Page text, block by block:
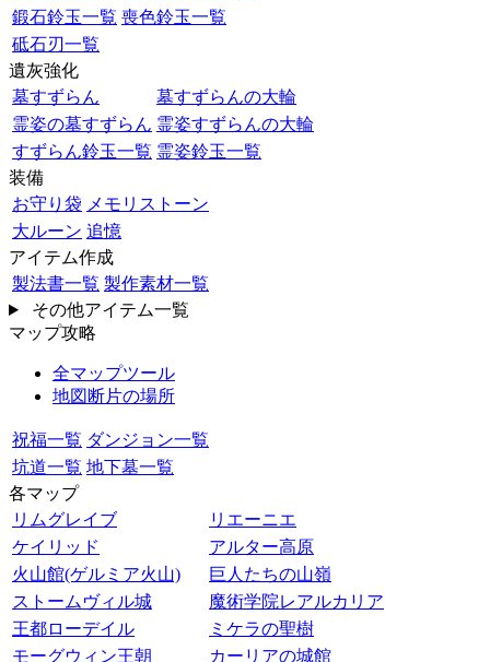
鍛石鈴玉一覧 喪色鈴玉一覧
砥石刃一覧
遺灰強化
墓すずらん
墓すずらんの大輪
霊姿の墓すずらん 霊姿すずらんの大輪
すずらん鈴玉一覧 霊姿鈴玉一覧
装備
お守り袋 メモリストーン
大ルーン 追憶
アイテム作成
製法書一覧 製作素材一覧
その他アイテム一覧
マップ攻略
全マップツール
地図断片の場所
祝福一覧 ダンジョン一覧
坑道一覧 地下墓一覧
各マップ
リムグレイブ
リエーニエ
ケイリッド
アルター高原
火山館(ゲルミア火山)
巨人たちの山嶺
ストームヴィル城
魔術学院レアルカリア
王都ローデイル
ミケラの聖樹
モーグウィン王朝
カーリアの城館